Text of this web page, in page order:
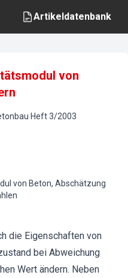
Artikeldatenbank
von
Heft3/2003
von Beton, Abschätzung
die Eigenschaften von
bei Abweichung
Wert ändern. Neben